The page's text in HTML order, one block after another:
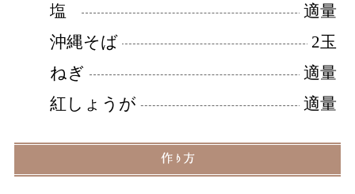
塩
適量
沖縄そば
2玉
ねぎ
適量
紅しょうが
適量